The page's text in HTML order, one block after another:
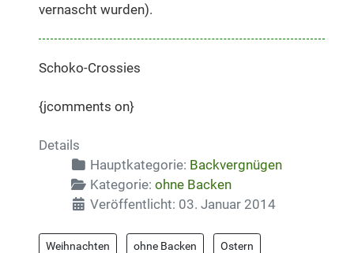
vernascht wurden).
Schoko-Crossies
{jcomments on}
Details
Hauptkategorie: Backvergnügen
Kategorie: ohne Backen
Veröffentlicht: 03. Januar 2014
Weihnachten ohne Backen Ostern